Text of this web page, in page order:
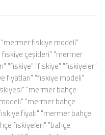
fıskiye modeli"
çeşitleri" "mermer
"fıskiye" "fiskiye" "fıskiyeler"
fiyatları" "fıskiye modeli"
"mermer bahçe
"mermer bahçe
fiyatı" "mermer bahçe
fıskiyeleri" "bahçe